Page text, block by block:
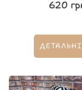
620